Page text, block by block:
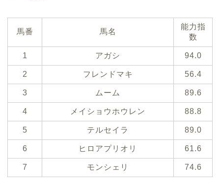
馬番 馬名
能力指
数
1 アガシ 94.0
2 フレンドマキ 56.4
3 ムーム 89.6
4 メイショウホウレン 88.8
5 テルセイラ 89.0
6 ヒロアプリオリ 61.6
7 モンシェリ 74.6